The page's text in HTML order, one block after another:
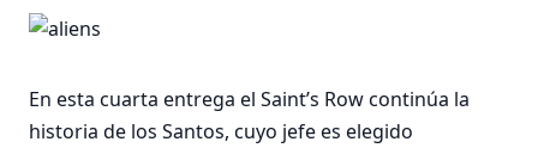
En esta cuarta entrega el Saint’s Row continúa la
historia de los Santos, cuyo jefe es elegido